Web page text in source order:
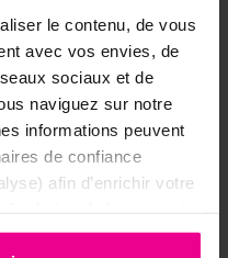
le contenu, de vous
avec vos envies, de
sociaux et de
naviguez sur notre
informations peuvent
de confiance
afin d’enrichir votre
vaporiser vers le
Dantor à sa
unir protection
4 Voleurs pour
Pour aller